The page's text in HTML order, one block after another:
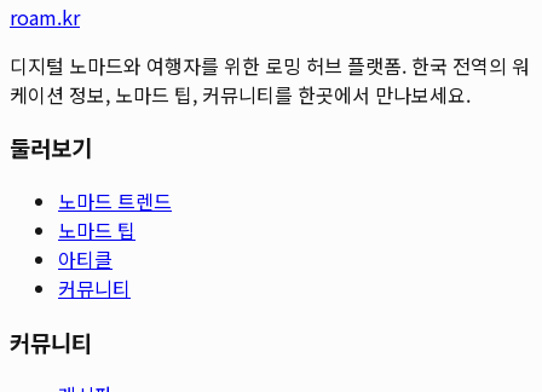
roam.kr
디지털 노마드와 여행자를 위한 로밍 허브 플랫폼. 한국 전역의 워
케이션 정보, 노마드 팁, 커뮤니티를 한곳에서 만나보세요.
둘러보기
노마드 트렌드
노마드 팁
아티클
커뮤니티
커뮤니티